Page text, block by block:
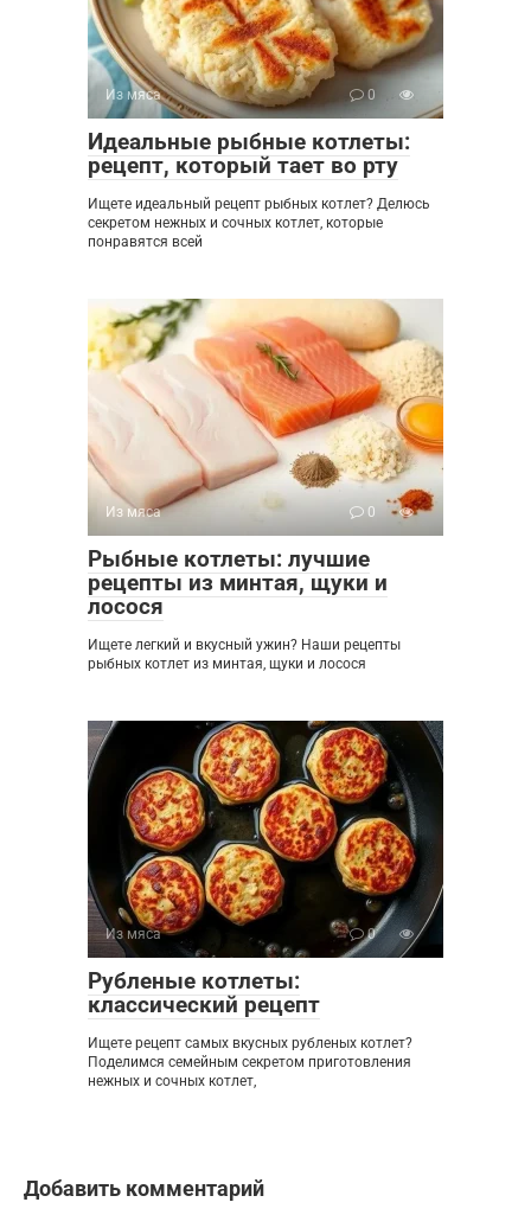
Из мяса 0
Идеальные рыбные котлеты:
рецепт, который тает во рту
Ищете идеальный рецепт рыбных котлет? Делюсь
секретом нежных и сочных котлет, которые
понравятся всей
Из мяса 0
Рыбные котлеты: лучшие
рецепты из минтая, щуки и
лосося
Ищете легкий и вкусный ужин? Наши рецепты
рыбных котлет из минтая, щуки и лосося
Из мяса 0
Рубленые котлеты:
классический рецепт
Ищете рецепт самых вкусных рубленых котлет?
Поделимся семейным секретом приготовления
нежных и сочных котлет,
Добавить комментарий